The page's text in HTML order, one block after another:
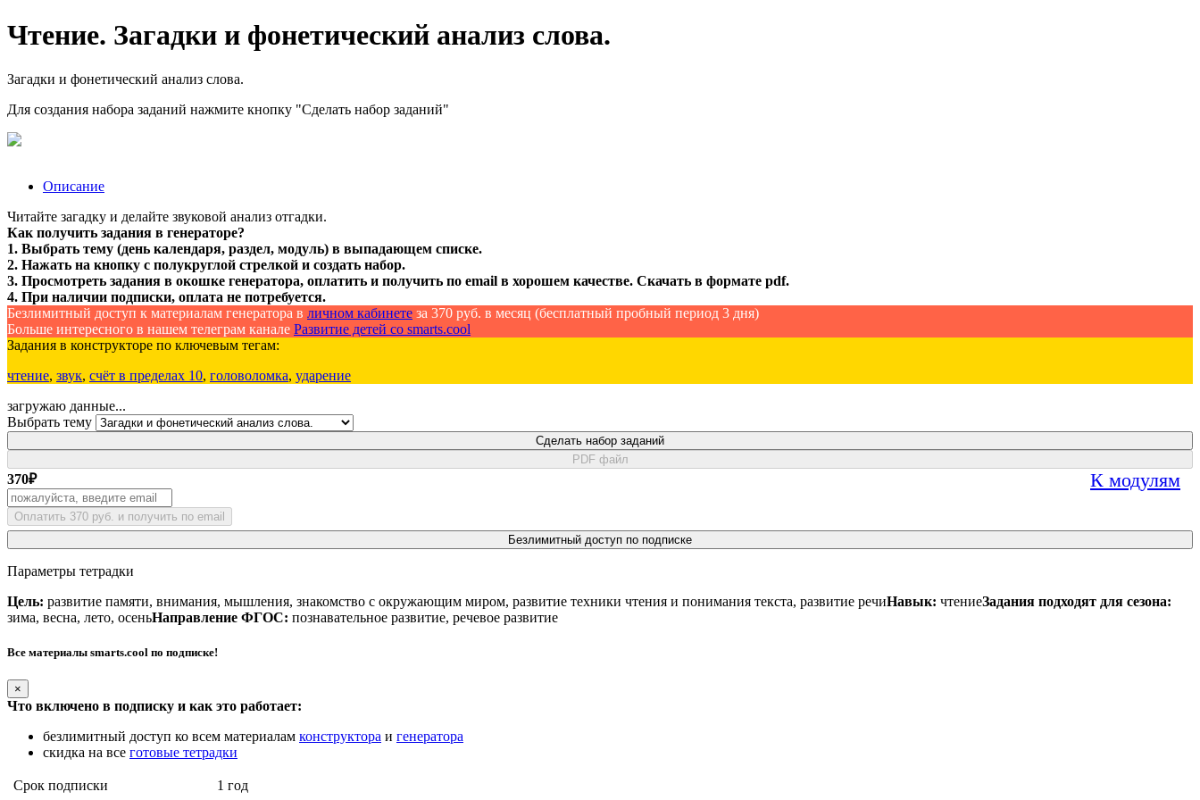
Чтение. Загадки и фонетический анализ слова.
Загадки и фонетический анализ слова.
Для создания набора заданий нажмите кнопку "Сделать набор заданий"
Описание
Читайте загадку и делайте звуковой анализ отгадки.
Как получить задания в генераторе?
1. Выбрать тему (день календаря, раздел, модуль) в выпадающем списке.
2. Нажать на кнопку с полукруглой стрелкой и создать набор.
3. Просмотреть задания в окошке генератора, оплатить и получить по email в хорошем качестве. Скачать в формате pdf.
4. При наличии подписки, оплата не потребуется.
Безлимитный доступ к материалам генератора в личном кабинете за 370 руб. в месяц (бесплатный пробный период 3 дня)
Больше интересного в нашем телеграм канале Развитие детей со smarts.cool
Задания в конструкторе по ключевым тегам:
чтение, звук, счёт в пределах 10, головоломка, ударение
загружаю данные...
Выбрать тему
Сделать набор заданий
PDF файл
370₽ К модулям
Оплатить 370 руб. и получить по email
Безлимитный доступ по подписке
Параметры тетрадки
Цель: развитие памяти, внимания, мышления, знакомство с окружающим миром, развитие техники чтения и понимания текста, развитие речиНавык: чтениеЗадания подходят для сезона:
зима, весна, лето, осеньНаправление ФГОС: познавательное развитие, речевое развитие
Все материалы smarts.cool по подписке!
×
Что включено в подписку и как это работает:
безлимитный доступ ко всем материалам конструктора и генератора
скидка на все готовые тетрадки
Срок подписки
1 год